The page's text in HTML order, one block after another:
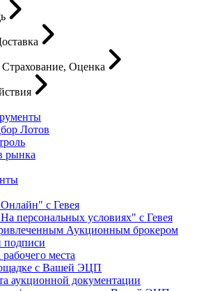
Оценка
Лотов
рынка
с Гевея
персональных условиях" с Гевея
Аукционным брокером
подписи
места
с Вашей ЭЦП
аукционной документации